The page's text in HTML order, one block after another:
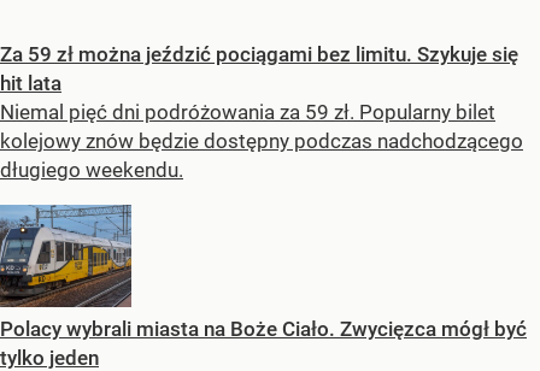
Za 59 zł można jeździć pociągami bez limitu. Szykuje się
hit lata
Niemal pięć dni podróżowania za 59 zł. Popularny bilet
kolejowy znów będzie dostępny podczas nadchodzącego
długiego weekendu.
Polacy wybrali miasta na Boże Ciało. Zwycięzca mógł być
tylko jeden